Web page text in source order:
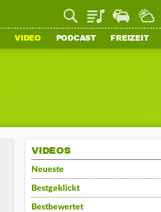
PlaylistStaupilot
VIDEO PODCAST FREIZEIT
VIDEOS
Neueste
Bestgeklickt
Bestbewertet